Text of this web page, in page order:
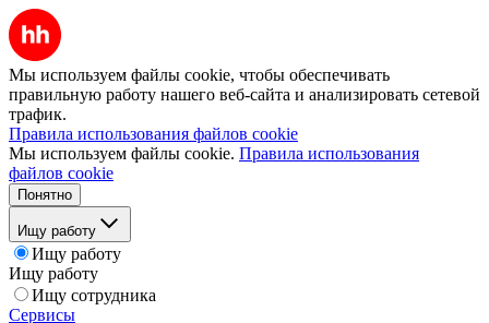
Мы используем файлы cookie, чтобы обеспечивать
правильную работу нашего веб-сайта и анализировать сетевой
трафик.
Правила использования файлов cookie
Мы используем файлы cookie. Правила использования
файлов cookie
Понятно
Ищу работу
Ищу работу
Ищу работу
Ищу сотрудника
Сервисы